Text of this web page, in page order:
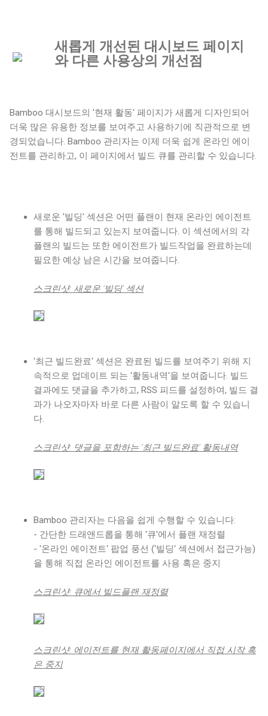
새롭게 개선된 대시보드 페이지
와 다른 사용상의 개선점
Bamboo 대시보드의 '현재 활동' 페이지가 새롭게 디자인되어
더욱 많은 유용한 정보를 보여주고 사용하기에 직관적으로 변
경되었습니다. Bamboo 관리자는 이제 더욱 쉽게 온라인 에이
전트를 관리하고, 이 페이지에서 빌드 큐를 관리할 수 있습니다.
새로운 '빌딩' 섹션은 어떤 플랜이 현재 온라인 에이전트
를 통해 빌드되고 있는지 보여줍니다. 이 섹션에서의 각
플랜의 빌드는 또한 에이전트가 빌드작업을 완료하는데
필요한 예상 남은 시간을 보여줍니다.
스크린샷: 새로운 '빌딩' 섹션
'최근 빌드완료' 섹션은 완료된 빌드를 보여주기 위해 지
속적으로 업데이트 되는 '활동내역'을 보여줍니다. 빌드
결과에도 댓글을 추가하고, RSS 피드를 설정하여, 빌드 결
과가 나오자마자 바로 다른 사람이 알도록 할 수 있습니
다.
스크린샷: 댓글을 포함하는 '최근 빌드완료' 활동내역
Bamboo 관리자는 다음을 쉽게 수행할 수 있습니다:
- 간단한 드래앤드롭을 통해 '큐'에서 플랜 재정렬
- '온라인 에이전트' 팝업 풍선 ('빌딩' 섹션에서 접근가능)
을 통해 직접 온라인 에이전트를 사용 혹은 중지
스크린샷: 큐에서 빌드플랜 재정렬
스크린샷: 에이전트를 현재 활동페이지에서 직접 시작 혹
은 중지